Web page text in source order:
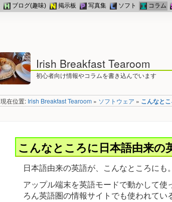
Irish Breakfast Tearoom
初心者向け情報やコラムを書き込んでいます
現在位置: Irish Breakfast Tearoom » ソフトウェア » こんなと
こんなところに日本語由来の
日本語由来の英語が、こんなところにも。
アップル端末を英語モードで動かして
ろん英語圏の情報サイトでも使われてい
ブログ(趣味) 掲示板 写真集 ソフト コラム